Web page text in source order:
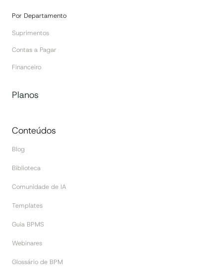
Por Departamento
Suprimentos
Contas a Pagar
Financeiro
Planos
Conteúdos
Blog
Biblioteca
Comunidade de IA
Templates
Guia BPMS
Webinares
Glossário de BPM